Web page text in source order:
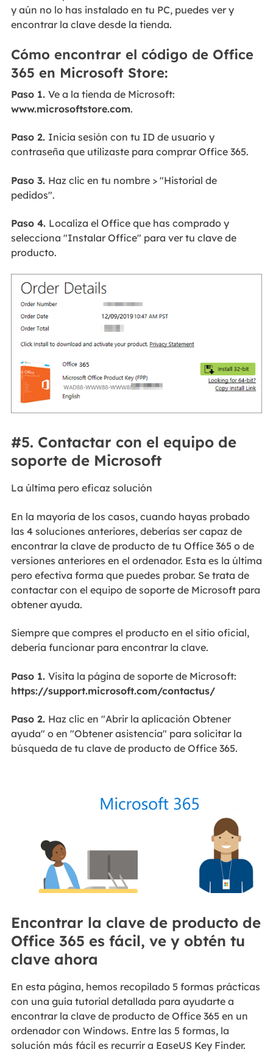
y aún no lo has instalado en tu PC, puedes ver y
encontrar la clave desde la tienda.
Cómo encontrar el código de Office
365 en Microsoft Store:
Paso 1. Ve a la tienda de Microsoft:
www.microsoftstore.com.
Paso 2. Inicia sesión con tu ID de usuario y
contraseña que utilizaste para comprar Office 365.
Paso 3. Haz clic en tu nombre > "Historial de
pedidos".
Paso 4. Localiza el Office que has comprado y
selecciona "Instalar Office" para ver tu clave de
producto.
#5. Contactar con el equipo de
soporte de Microsoft
La última pero eficaz solución
En la mayoría de los casos, cuando hayas probado
las 4 soluciones anteriores, deberías ser capaz de
encontrar la clave de producto de tu Office 365 o de
versiones anteriores en el ordenador. Esta es la última
pero efectiva forma que puedes probar. Se trata de
contactar con el equipo de soporte de Microsoft para
obtener ayuda.
Siempre que compres el producto en el sitio oficial,
debería funcionar para encontrar la clave.
Paso 1. Visita la página de soporte de Microsoft:
https://support.microsoft.com/contactus/
Paso 2. Haz clic en "Abrir la aplicación Obtener
ayuda" o en "Obtener asistencia" para solicitar la
búsqueda de tu clave de producto de Office 365.
Encontrar la clave de producto de
Office 365 es fácil, ve y obtén tu
clave ahora
En esta página, hemos recopilado 5 formas prácticas
con una guía tutorial detallada para ayudarte a
encontrar la clave de producto de Office 365 en un
ordenador con Windows. Entre las 5 formas, la
solución más fácil es recurrir a EaseUS Key Finder.